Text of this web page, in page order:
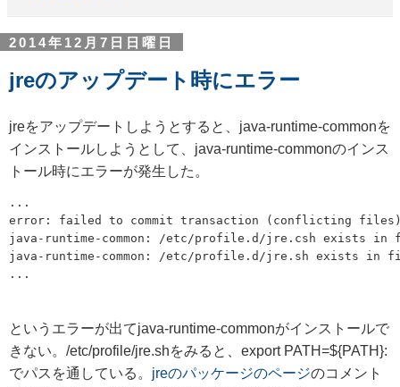
2014年12月7日日曜日
jreのアップデート時にエラー
jreをアップデートしようとすると、java-runtime-commonを
インストールしようとして、java-runtime-commonのインス
トール時にエラーが発生した。
...
error: failed to commit transaction (conflicting
java-runtime-common: /etc/profile.d/jre.csh exists in
java-runtime-common: /etc/profile.d/jre.sh exists in
というエラーが出てjava-runtime-commonがインストールで
きない。/etc/profile/jre.shをみると、export PATH=${PATH}:
でパスを通している。 jreのパッケージのページのコメント